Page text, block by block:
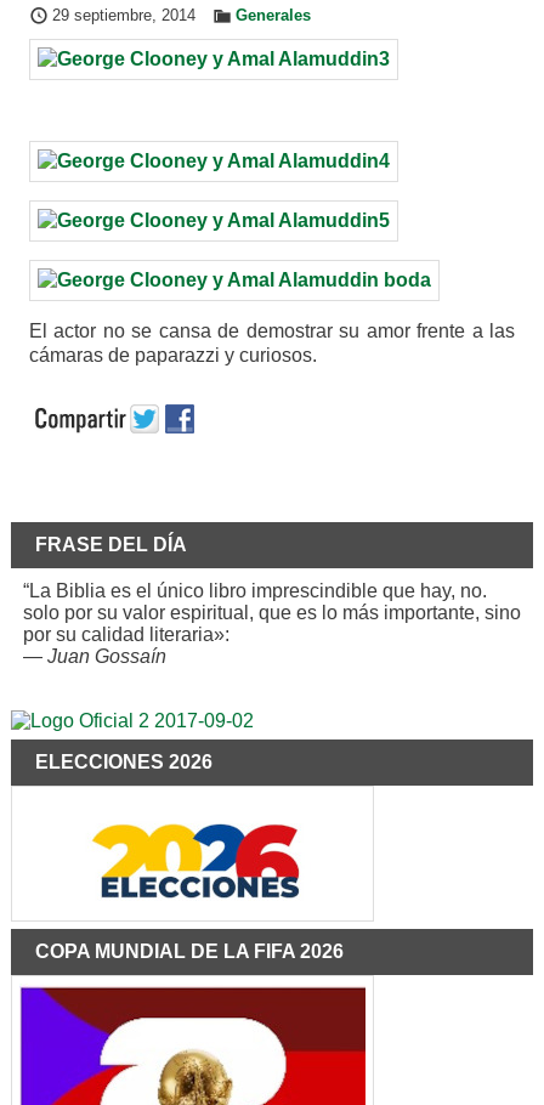
29 septiembre, 2014 Generales
El actor no se cansa de demostrar su amor frente a las
cámaras de paparazzi y curiosos.
FRASE DEL DÍA
“La Biblia es el único libro imprescindible que hay, no.
solo por su valor espiritual, que es lo más importante, sino
por su calidad literaria»:
— Juan Gossaín
ELECCIONES 2026
COPA MUNDIAL DE LA FIFA 2026